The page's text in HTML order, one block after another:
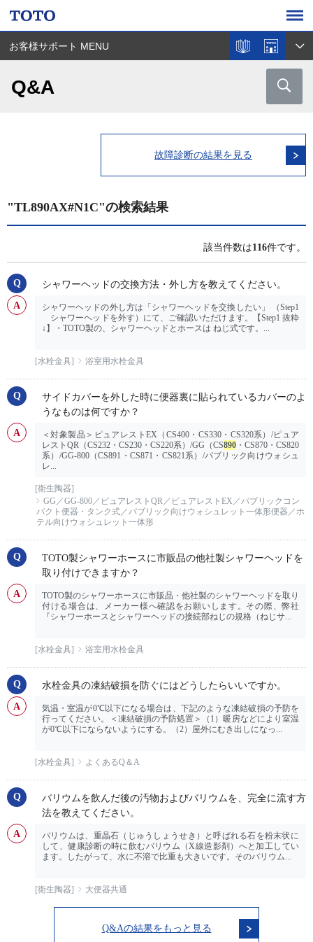
お客様サポート MENU
Q&A
故障診断の結果を見る
"TL890AX#N1C"の検索結果
該当件数は116件です。
シャワーヘッドの交換方法・外し方を教えてください。
シャワーヘッドの外し方は「シャワーヘッドを交換したい」 （Step1
シャワーヘッドを外す）にて、ご確認いただけます。【Step1 抜粋
↓】・TOTO製の、シャワーヘッドとホースは ねじ式です。...
[水栓金具] 浴室用水栓金具
サイドカバーを外した時に便器裏に貼られているカバーのよ
うなものは何ですか？
＜対象製品＞ピュアレストEX（CS400・CS330・CS320系）/ピュア
レストQR（CS232・CS230・CS220系）/GG（CS890 ・CS870・CS820
系）/GG-800（CS891・CS871・CS821系）/パブリック向けウォシュ
レ...
[衛生陶器]
GG／GG-800／ピュアレストQR／ピュアレストEX／パブリックコン
パクト便器・タンク式／パブリック向けウォシュレット一体形便器／ホ
テル向けウォシュレット一体形
TOTO製シャワーホースに市販品の他社製シャワーヘッドを
取り付けできますか？
TOTO製のシャワーホースに市販品・他社製のシャワーヘッドを取り
付ける場合は、メーカー様へ確認をお願いします。その際、弊社
『シャワーホースとシャワーヘッドの接続部ねじの規格（ねじサ...
[水栓金具] 浴室用水栓金具
水栓金具の凍結破損を防ぐにはどうしたらいいですか。
気温・室温が0℃以下になる場合は、下記のような凍結破損の予防を
行ってください。＜凍結破損の予防処置＞（1）暖房などにより室温
が0℃以下にならないようにする。（2）屋外にむき出しになっ...
[水栓金具] よくあるQ＆A
バリウムを飲んだ後の汚物およびバリウムを、完全に流す方
法を教えてください。
バリウムは、重晶石（じゅうしょうせき）と呼ばれる石を粉末状に
して、健康診断の時に飲むバリウム（X線造影剤）へと加工してい
ます。したがって、水に不溶で比重も大きいです。そのバリウム...
[衛生陶器] 大便器共通
Q&Aの結果をもっと見る